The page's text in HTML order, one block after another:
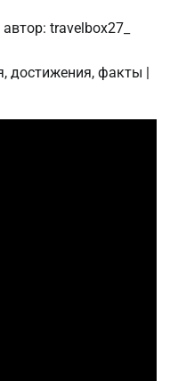
автор: travelbox27_